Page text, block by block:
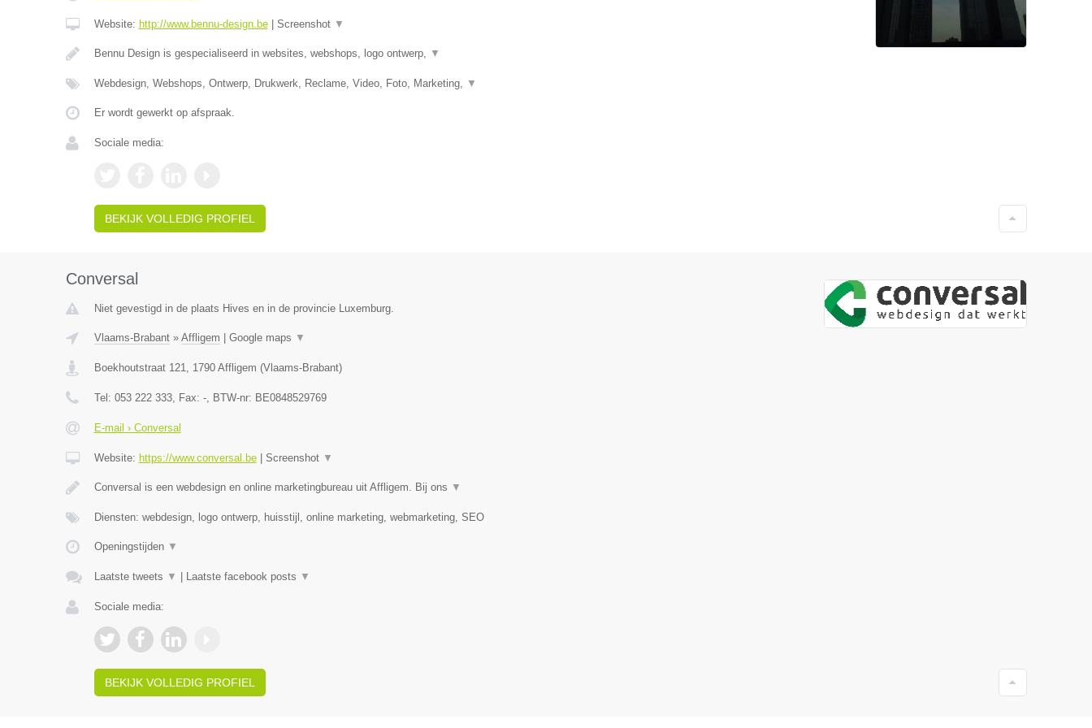
Website: http://www.bennu-design.be| Screenshot ▼
Bennu Design is gespecialiseerd in websites, webshops, logo ontwerp, ▼
Webdesign, Webshops, Ontwerp, Drukwerk, Reclame, Video, Foto, Marketing, ▼
Er wordt gewerkt op afspraak.
Sociale media:
BEKIJK VOLLEDIG PROFIEL
Conversal
Niet gevestigd in de plaats Hives en in de provincie Luxemburg.
Vlaams-Brabant» Affligem Google maps ▼
Boekhoutstraat 121, 1790 Affligem (Vlaams-Brabant)
Tel: 053 222 333, Fax: -, BTW-nr: BE0848529769
E-mail › Conversal
Website: https://www.conversal.be| Screenshot ▼
Conversal is een webdesign en online marketingbureau uit Affligem. Bij ons ▼
Diensten: webdesign, logo ontwerp, huisstijl, online marketing, webmarketing, SEO
Openingstijden ▼
Laatste tweets ▼ Laatste facebook posts ▼
Sociale media:
BEKIJK VOLLEDIG PROFIEL